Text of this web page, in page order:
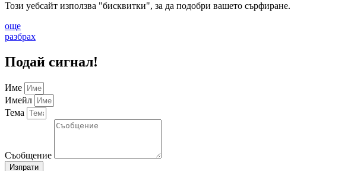
Този уебсайт използва "бисквитки", за да подобри вашето сърфиране.
още
разбрах
Подай сигнал!
Име
Имейл
Тема
Съобщение
Изпрати